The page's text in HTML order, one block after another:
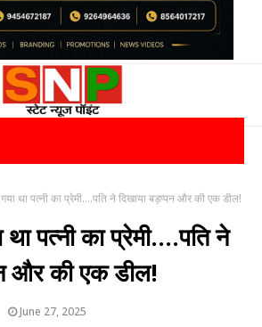
था पत्नी का प्रेमी....पति ने दिखाया बड़प्पन और की एक डील!
पत्नी का प्रेमी....पति ने
और की एक डील!
June 27, 2025